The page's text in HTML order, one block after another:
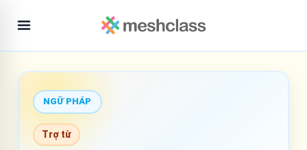
NGỮ PHÁP
Trợ từ